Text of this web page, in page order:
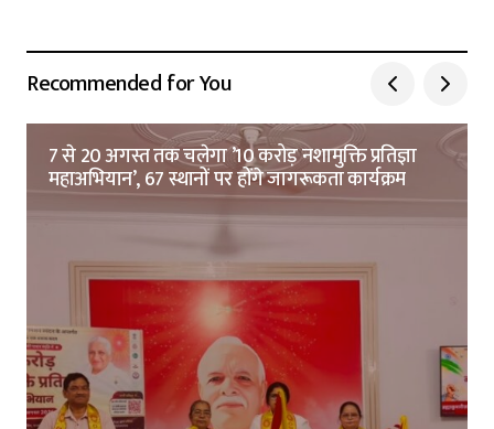
Recommended for You
7 से 20 अगस्त तक चलेगा ’10 करोड़ नशामुक्ति प्रतिज्ञा
महाअभियान’, 67 स्थानों पर होंगे जागरूकता कार्यक्रम